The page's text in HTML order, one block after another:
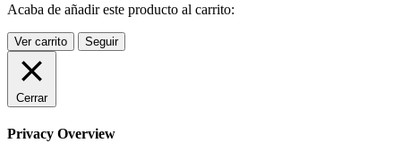
Acaba de añadir este producto al carrito:
Ver carrito Seguir
Cerrar
Privacy Overview